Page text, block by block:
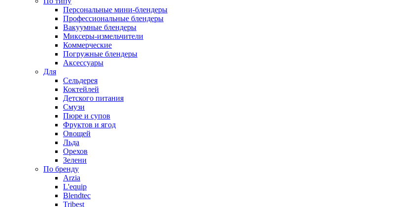
Персональные мини-блендеры
Профессиональные блендеры
Вакуумные блендеры
Миксеры-измельчители
Коммерческие
Погружные блендеры
Аксессуары
Для
Сельдерея
Коктейлей
Детского питания
Смузи
Пюре и супов
Фруктов и ягод
Овощей
Льда
Орехов
Зелени
По бренду
Arzia
L'equip
Blendtec
Tribest